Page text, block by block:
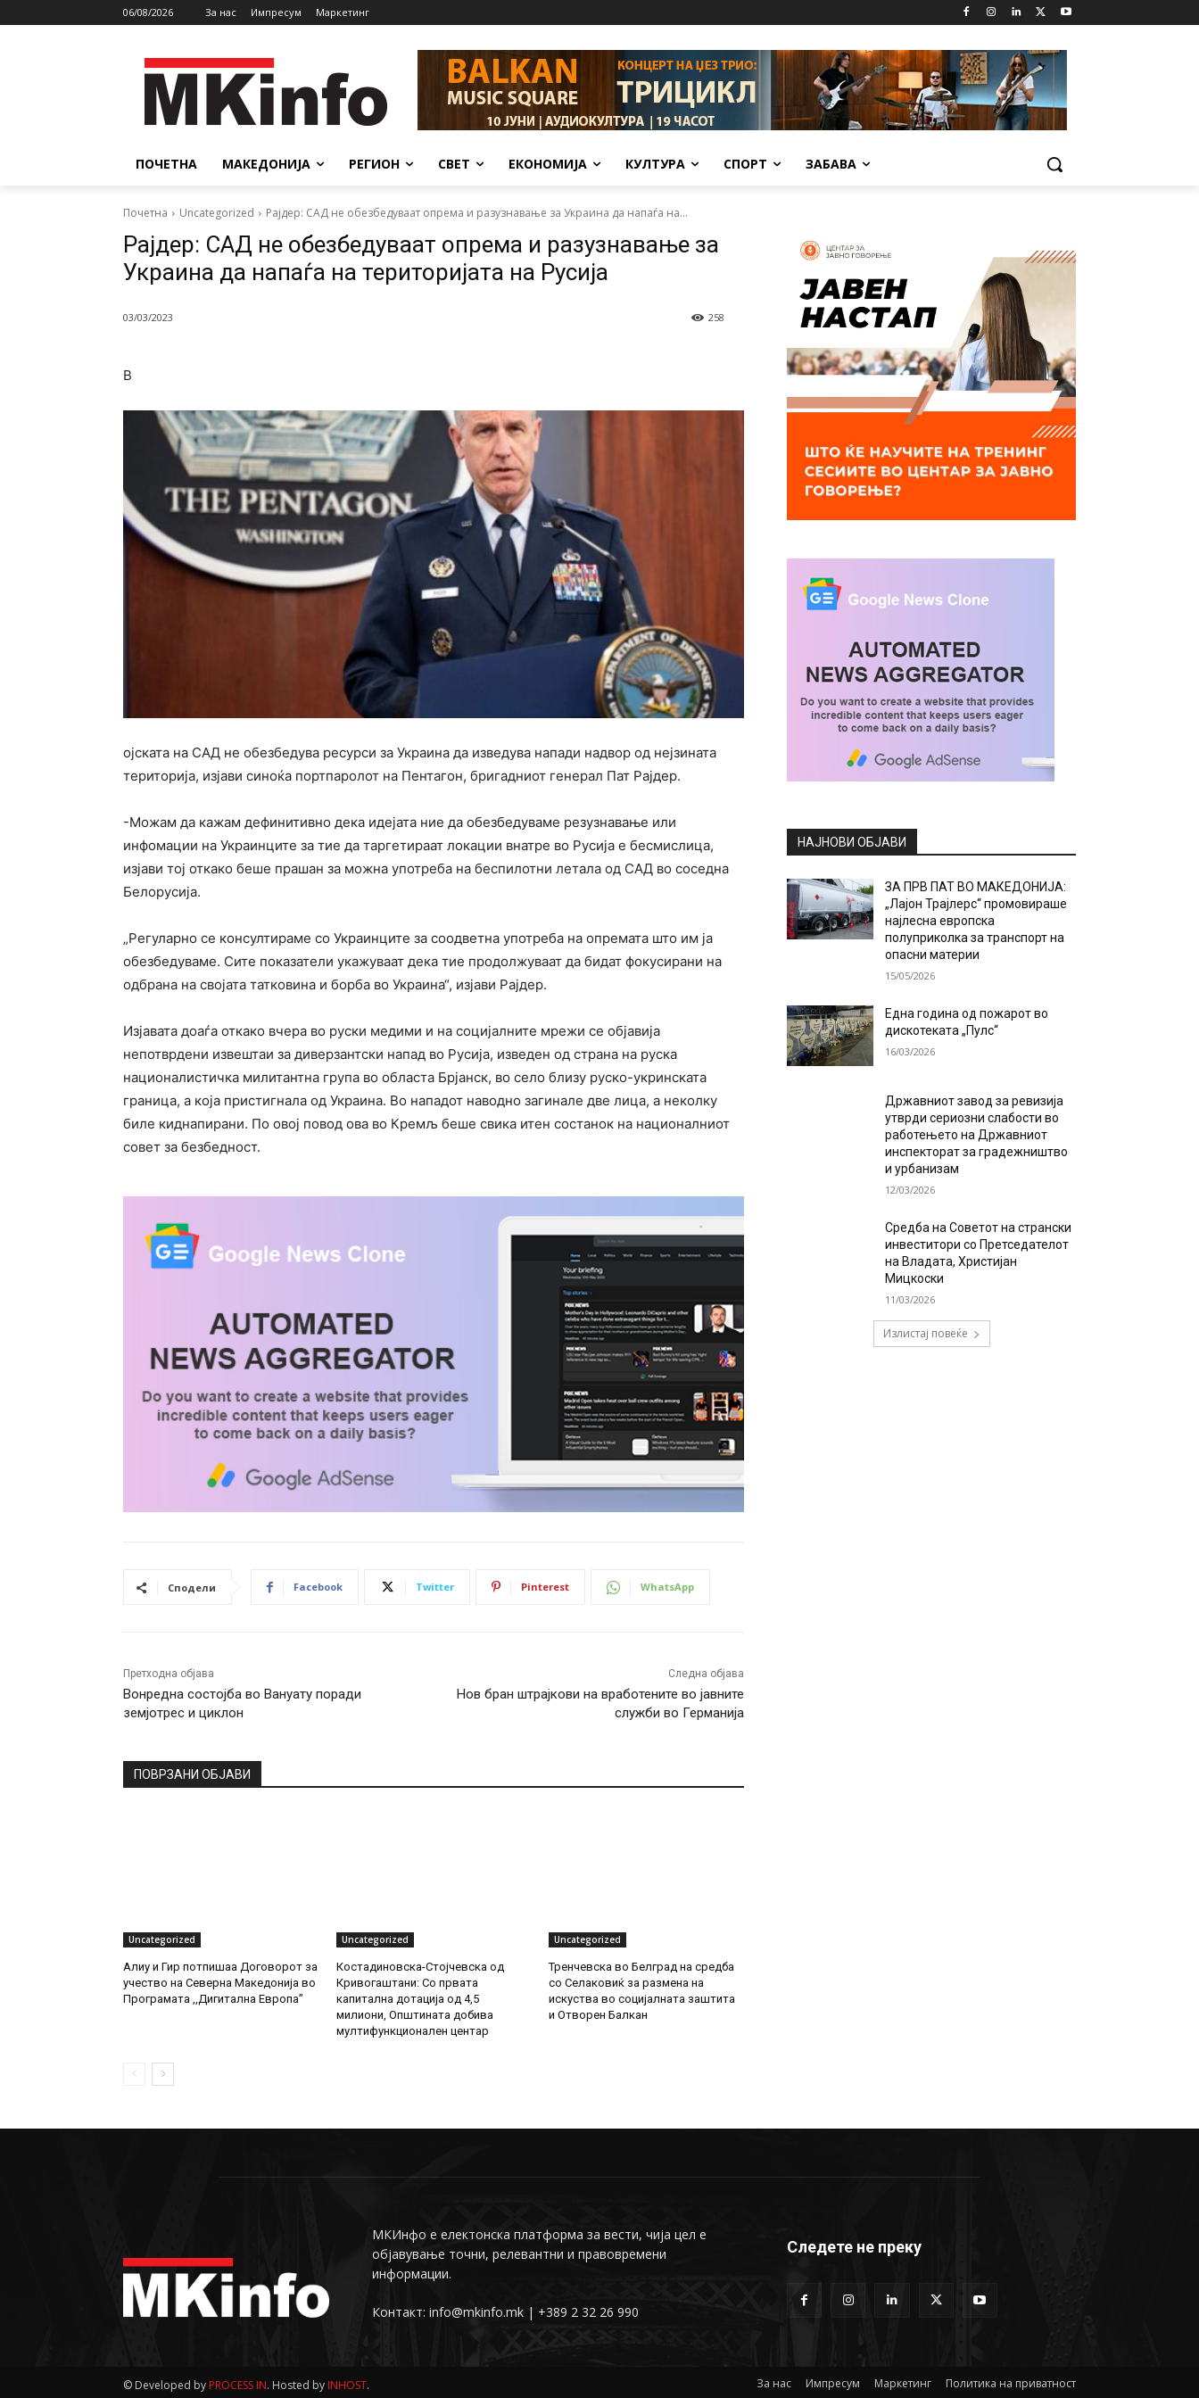
06/08/2026 За нас Импресум Маркетинг
ПОЧЕТНА МАКЕДОНИЈА РЕГИОН СВЕТ ЕКОНОМИЈА КУЛТУРА СПОРТ ЗАБАВА
Почетна Uncategorized Рајдер: САД не обезбедуваат опрема и разузнавање за Украина да напаѓа на...
Рајдер: САД не обезбедуваат опрема и разузнавање за
Украина да напаѓа на територијата на Русија
03/03/2023 258
В
ојската на САД не обезбедува ресурси за Украина да изведува напади надвор од нејзината
територија, изјави синоќа портпаролот на Пентагон, бригадниот генерал Пат Рајдер.
-Можам да кажам дефинитивно дека идејата ние да обезбедуваме резузнавање или
инфомации на Украинците за тие да таргетираат локации внатре во Русија е бесмислица,
изјави тој откако беше прашан за можна употреба на беспилотни летала од САД во соседна
Белорусија.
„Регуларно се консултираме со Украинците за соодветна употреба на опремата што им ја
обезбедуваме. Сите показатели укажуваат дека тие продолжуваат да бидат фокусирани на
одбрана на својата татковина и борба во Украина“, изјави Рајдер.
Изјавата доаѓа откако вчера во руски медими и на социјалните мрежи се објавија
непотврдени извештаи за диверзантски напад во Русија, изведен од страна на руска
националистичка милитантна група во областа Брјанск, во село близу руско-укринската
граница, а која пристигнала од Украина. Во нападот наводно загинале две лица, а неколку
биле киднапирани. По овој повод ова во Кремљ беше свика итен состанок на националниот
совет за безбедност.
Сподели Facebook Twitter Pinterest WhatsApp
Претходна објава
Вонредна состојба во Вануату поради
земјотрес и циклон
Следна објава
Нов бран штрајкови на вработените во јавните
служби во Германија
ПОВРЗАНИ ОБЈАВИ
Uncategorized
Алиу и Гир потпишаа Договорот за
учество на Северна Македонија во
Програмата ,,Дигитална Европа”
Uncategorized
Костадиновска-Стојчевска од
Кривогаштани: Со првата
капитална дотација од 4,5
милиони, Општината добива
мултифункционален центар
Uncategorized
Тренчевска во Белград на средба
со Селаковиќ за размена на
искуства во социјалната заштита
и Отворен Балкан
НАЈНОВИ ОБЈАВИ
ЗА ПРВ ПАТ ВО МАКЕДОНИЈА:
„Лајон Трајлерс“ промовираше
најлесна европска
полуприколка за транспорт на
опасни материи
15/05/2026
Една година од пожарот во
дискотеката „Пулс“
16/03/2026
Државниот завод за ревизија
утврди сериозни слабости во
работењето на Државниот
инспекторат за градежништво
и урбанизам
12/03/2026
Средба на Советот на странски
инвеститори со Претседателот
на Владата, Христијан
Мицкоски
11/03/2026
Излистај повеќе
МКИнфо е електонска платформа за вести, чија цел е
објавување точни, релевантни и правовремени
информации.
Контакт: info@mkinfo.mk | +389 2 32 26 990
Следете не преку
© Developed by PROCESS IN. Hosted by INHOST. За нас Импресум Маркетинг Политика на приватност